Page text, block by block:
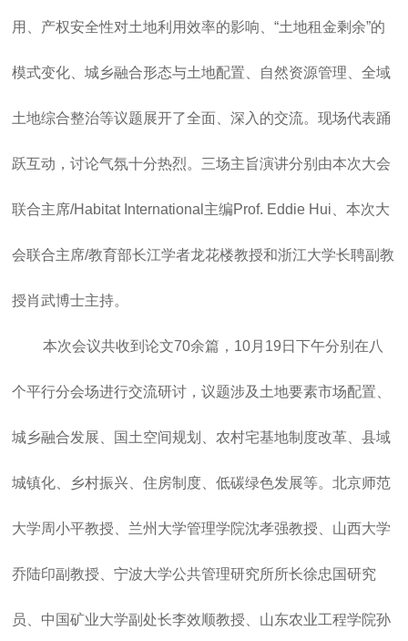
用、产权安全性对土地利用效率的影响、“土地租金剩余”的
模式变化、城乡融合形态与土地配置、自然资源管理、全域
土地综合整治等议题展开了全面、深入的交流。现场代表踊
跃互动，讨论气氛十分热烈。三场主旨演讲分别由本次大会
联合主席/Habitat International主编Prof. Eddie Hui、本次大
会联合主席/教育部长江学者龙花楼教授和浙江大学长聘副教
授肖武博士主持。
本次会议共收到论文70余篇，10月19日下午分别在八
个平行分会场进行交流研讨，议题涉及土地要素市场配置、
城乡融合发展、国土空间规划、农村宅基地制度改革、县域
城镇化、乡村振兴、住房制度、低碳绿色发展等。北京师范
大学周小平教授、兰州大学管理学院沈孝强教授、山西大学
乔陆印副教授、宁波大学公共管理研究所所长徐忠国研究
员、中国矿业大学副处长李效顺教授、山东农业工程学院孙